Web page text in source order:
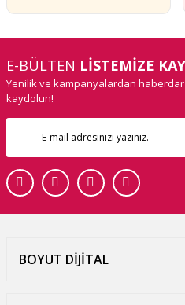
E-BÜLTEN LİSTEMİZE
Yenilik ve kampanyalardan
kaydolun!
BOYUT DİJİTAL